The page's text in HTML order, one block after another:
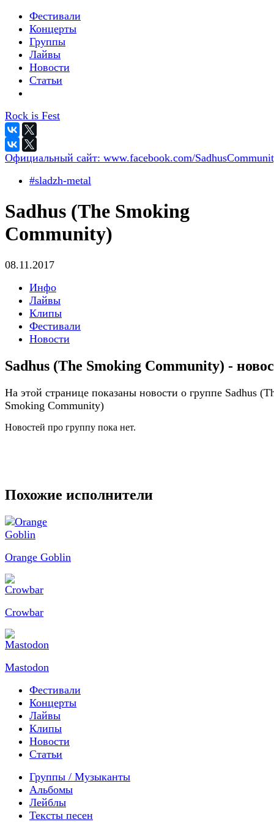
Фестивали
Концерты
Группы
Лайвы
Новости
Статьи
Rock is Fest
Официальный сайт: www.facebook.com/
#sladzh-metal
Sadhus (The Smoking
Community)
08.11.2017
Инфо
Лайвы
Клипы
Фестивали
Новости
Sadhus (The Smoking Community) -
На этой странице показаны новости о группе Sadhus
Smoking Community)
Новостей про группу пока нет.
Похожие исполнители
Orange Goblin
Crowbar
Mastodon
Фестивали
Концерты
Лайвы
Клипы
Новости
Статьи
Группы / Музыканты
Альбомы
Лейблы
Тексты песен